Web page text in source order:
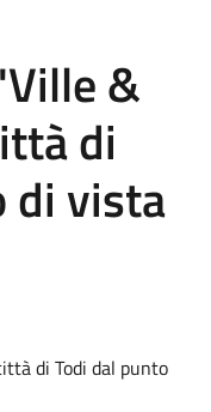
&
di
di vista
di Todi dal punto